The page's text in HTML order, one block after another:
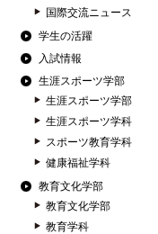
国際交流ニュース
学生の活躍
入試情報
生涯スポーツ学部
生涯スポーツ学部
生涯スポーツ学科
スポーツ教育学科
健康福祉学科
教育文化学部
教育文化学部
教育学科